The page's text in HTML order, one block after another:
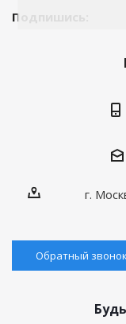
Подпишись:
г.
Обратный звонок